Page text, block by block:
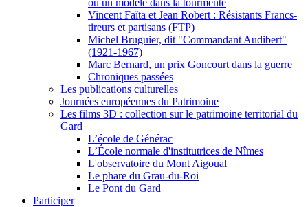
ou un modèle dans la tourmente
Vincent Faïta et Jean Robert : Résistants Francs-
tireurs et partisans (FTP)
Michel Bruguier, dit "Commandant Audibert"
(1921-1967)
Marc Bernard, un prix Goncourt dans la guerre
Chroniques passées
Les publications culturelles
Journées européennes du Patrimoine
Les films 3D : collection sur le patrimoine territorial du
Gard
L’école de Générac
L’École normale d'institutrices de Nîmes
L'observatoire du Mont Aigoual
Le phare du Grau-du-Roi
Le Pont du Gard
Participer